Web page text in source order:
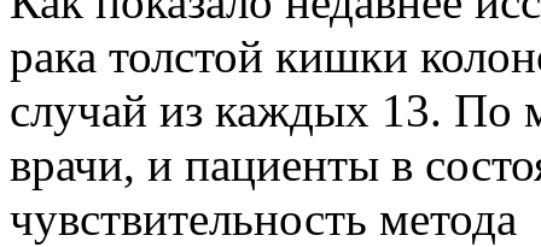
рака толстой кишки
случай из каждых 13. По
врачи, и пациенты в
чувствительность метода